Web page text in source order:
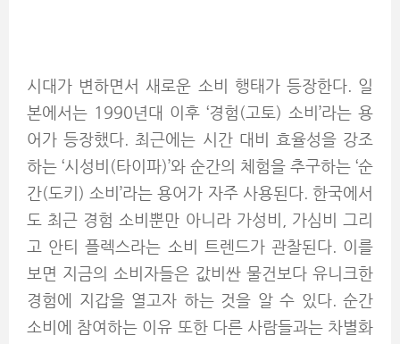
시대가 변하면서 새로운 소비 행태가 등장한다. 일
본에서는 1990년대 이후 ‘경험(고토) 소비’라는 용
어가 등장했다. 최근에는 시간 대비 효율성을 강조
하는 ‘시성비(타이파)’와 순간의 체험을 추구하는 ‘순
간(도키) 소비’라는 용어가 자주 사용된다. 한국에서
도 최근 경험 소비뿐만 아니라 가성비, 가심비 그리
고 안티 플렉스라는 소비 트렌드가 관찰된다. 이를
보면 지금의 소비자들은 값비싼 물건보다 유니크한
경험에 지갑을 열고자 하는 것을 알 수 있다. 순간
소비에 참여하는 이유 또한 다른 사람들과는 차별화